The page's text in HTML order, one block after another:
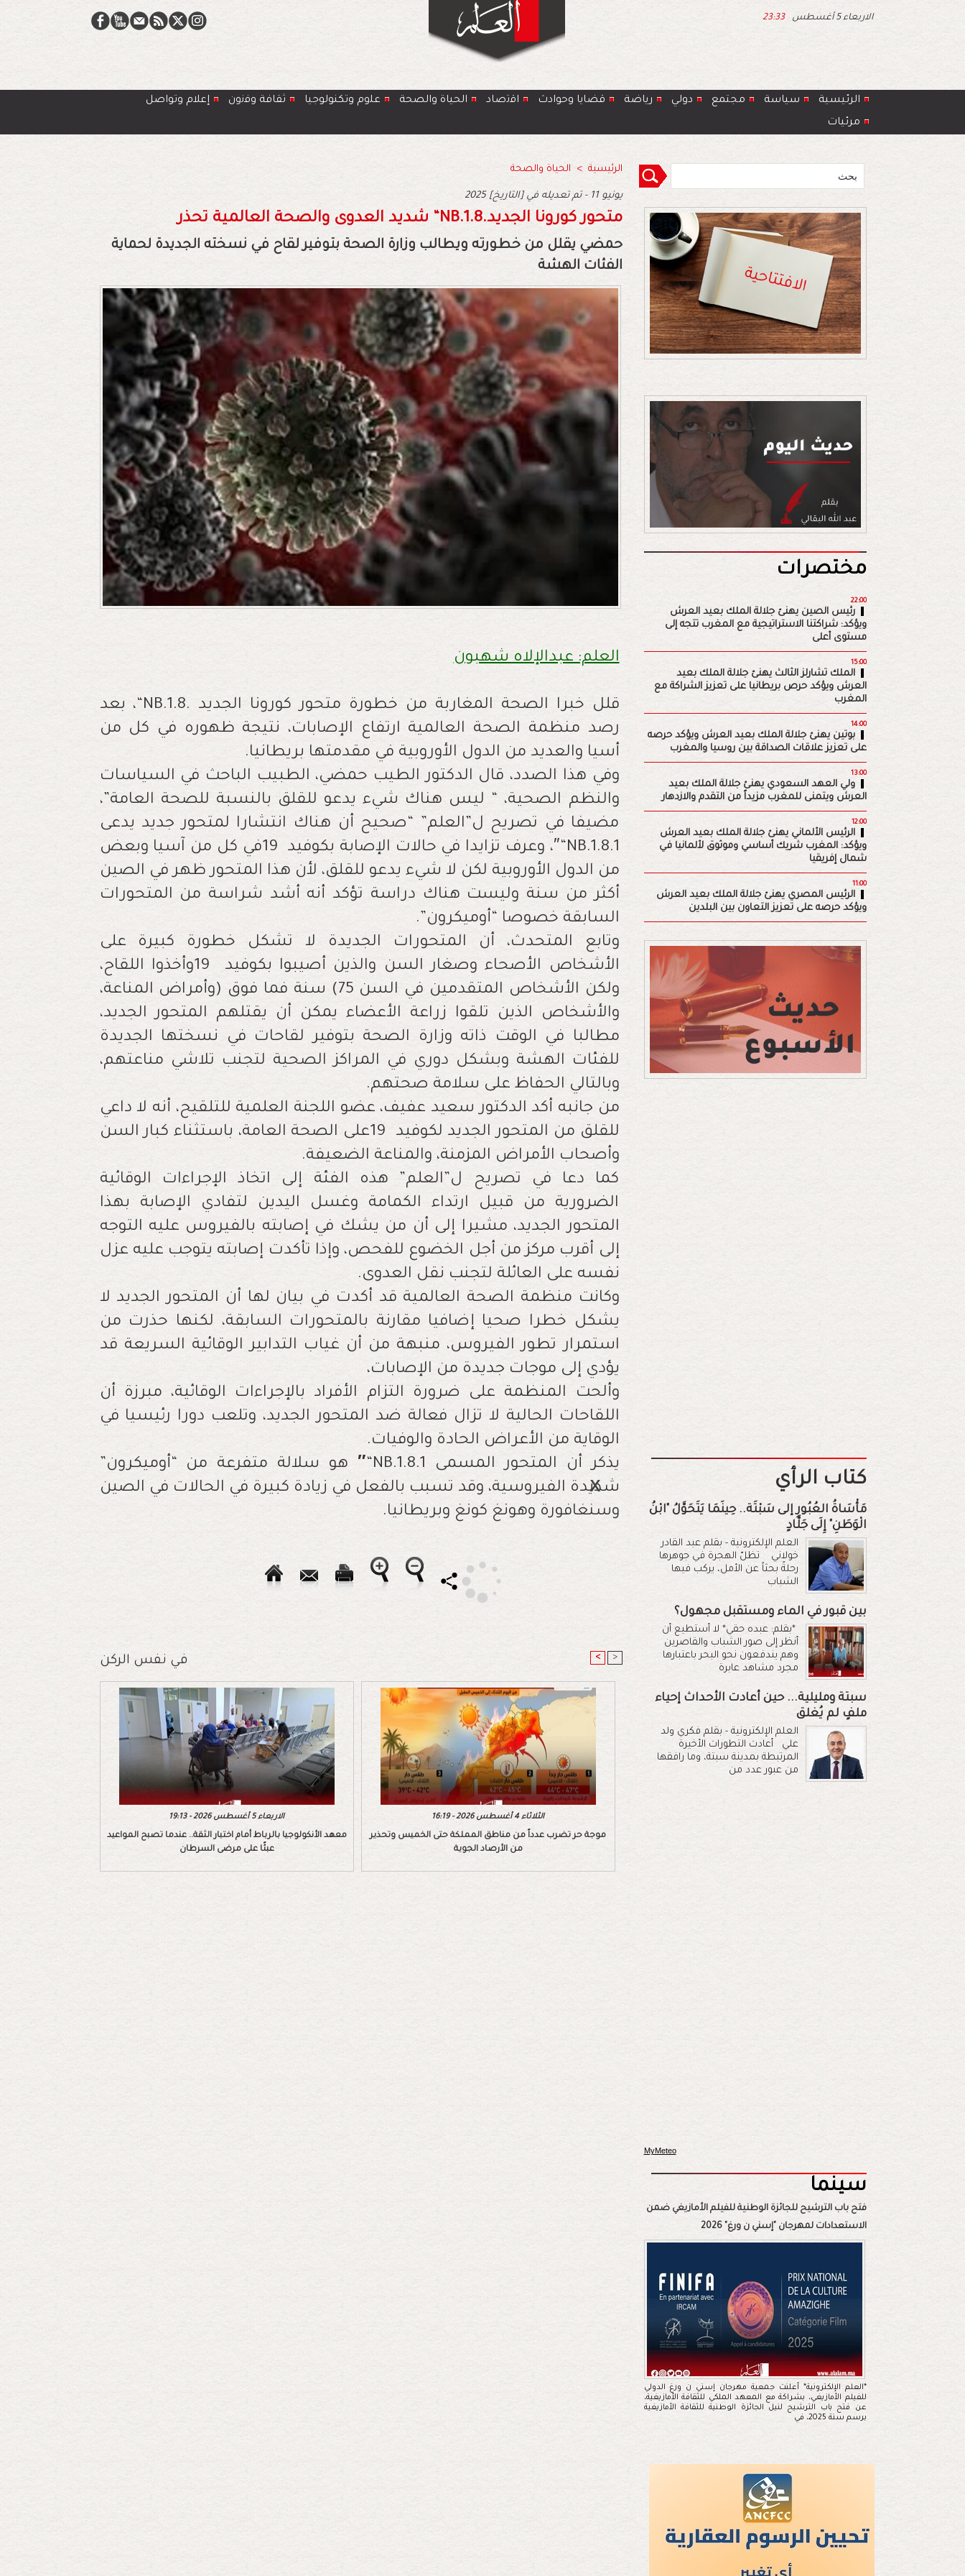
الاربعاء 5 أغسطس 23:33
الرئيسية سياسة مجتمع دولي رياضة قضايا وحوادث اﻗﺗﺻﺎد الحياة والصحة ﻋﻠوم وتكنولوجيا ﺛﻘﺎﻓﺔ وﻓﻧون
إعلام وتواصل
مرئيات
الرئيسية > الحياة والصحة
2025 يونيو 11 - تم تعديله في [التاريخ]
متحور‭ ‬كورونا‭ ‬الجديد‭ ‬“NB.1.8‭.‬شديد‭ ‬العدوى‭ ‬والصحة‭ ‬العالمية‭ ‬تحذر
‬الفئات‭ ‬الهشة
العلم: عبدالإلاه شهبون
قلل خبرا الصحة المغاربة من خطورة متحور كورونا الجديد “NB.1.8.، بعد
رصد منظمة الصحة العالمية ارتفاع الإصابات، نتيجة ظهوره في كل من
أسيا والعديد من الدول الأوروبية في مقدمتها بريطانيا.
وفي هذا الصدد، قال الدكتور الطيب حمضي، الطبيب الباحث في السياسات
والنظم الصحية، “ ليس هناك شيء يدعو للقلق بالنسبة للصحة العامة”،
مضيفا في تصريح ل”العلم” “صحيح أن هناك انتشارا لمتحور جديد يدعى
“NB.1.8.1
″، وعرف تزايدا في حالات الإصابة بكوفيد 19في كل من آسيا وبعض
من الدول الأوروبية لكن لا شيء يدعو للقلق، لأن هذا المتحور ظهر في الصين
أكثر من سنة وليست هناك دراسة تؤكد أنه أشد شراسة من المتحورات
السابقة خصوصا “أوميكرون” .
وتابع المتحدث، أن المتحورات الجديدة لا تشكل خطورة كبيرة على
الأشخاص الأصحاء وصغار السن والذين أصيبوا بكوفيد
19وأخذوا اللقاح،
ولكن الأشخاص المتقدمين في السن (75 سنة فما فوق )وأمراض المناعة،
والأشخاص الذين تلقوا زراعة الأعضاء يمكن أن يقتلهم المتحور الجديد،
مطالبا في الوقت ذاته وزارة الصحة بتوفير لقاحات في نسختها الجديدة
للفئات الهشة وبشكل دوري في المراكز الصحية لتجنب تلاشي مناعتهم،
وبالتالي الحفاظ على سلامة صحتهم.
من جانبه أكد الدكتور سعيد عفيف، عضو اللجنة العلمية للتلقيح، أنه لا داعي
للقلق من المتحور الجديد لكوفيد
19على الصحة العامة، باستثناء كبار السن
وأصحاب الأمراض المزمنة، والمناعة الضعيفة.
كما دعا في تصريح ل”العلم” هذه الفئة إلى اتخاذ الإجراءات الوقائية
الضرورية من قبيل ارتداء الكمامة وغسل اليدين لتفادي الإصابة بهذا
المتحور الجديد، مشيرا إلى أن من يشك في إصابته بالفيروس عليه التوجه
إلى أقرب مركز من أجل الخضوع للفحص، وإذا تأكدت إصابته يتوجب عليه عزل
نفسه على العائلة لتجنب نقل العدوى.
وكانت منظمة الصحة العالمية قد أكدت في بيان لها أن المتحور الجديد لا
يشكل خطرا صحيا إضافيا مقارنة بالمتحورات السابقة، لكنها حذرت من
استمرار تطور الفيروس، منبهة من أن غياب التدابير الوقائية السريعة قد
يؤدي إلى موجات جديدة من الإصابات،
وألحت المنظمة على ضرورة التزام الأفراد بالإجراءات الوقائية، مبرزة أن
اللقاحات الحالية لا تزال فعالة ضد المتحور الجديد، وتلعب دورا رئيسيا في
الوقاية من الأعراض الحادة والوفيات.
يذكر أن المتحور المسمى “NB.1.8.1
″ هو سلالة متفرعة من “أوميكرون”
شديدة الفيروسية، وقد تسبب بالفعل في زيادة كبيرة في الحالات في الصين
وسنغافورة وهونغ كونغ وبريطانيا.
في نفس الركن < >
الاربعاء 5 أغسطس 2026 - 19:13
معهد الأنكولوجيا بالرباط أمام اختبار الثقة.. عندما تصبح المواعيد
عبئًا على مرضى السرطان
الثلاثاء 4 أغسطس 2026 - 16:19
موجة حر تضرب عدداً من مناطق المملكة حتى الخميس وتحذير
من الأرصاد الجوية
مختصرات
22:00
رئيس الصين يهنئ جلالة الملك بعيد العرش
ويؤكد: شراكتنا الاستراتيجية مع المغرب تتجه إلى
مستوى أعلى
15:00
الملك تشارلز الثالث يهنئ جلالة الملك بعيد
العرش ويؤكد حرص بريطانيا على تعزيز الشراكة مع
المغرب
14:00
بوتين يهنئ جلالة الملك بعيد العرش ويؤكد حرصه
على تعزيز علاقات الصداقة بين روسيا والمغرب
13:00
ولي العهد السعودي يهنئ جلالة الملك بعيد
العرش ويتمنى للمغرب مزيداً من التقدم والازدهار
12:00
الرئيس الألماني يهنئ جلالة الملك بعيد العرش
ويؤكد: المغرب شريك أساسي وموثوق لألمانيا في
شمال إفريقيا
11:00
الرئيس المصري يهنئ جلالة الملك بعيد العرش
ويؤكد حرصه على تعزيز التعاون بين البلدين
كتاب الرأي
مَأْسَاةُ العُبُورِ إلى سَبْتَة.. حِينَمَا يَتَحَوَّلُ "ابْنُ
الْوَطَنِ" إِلَى جَلَّادٍ
العلم الإلكترونية - بقلم عبد القادر
خولاني تظلّ الهجرة في جوهرها
رحلةً بحثاً عن الأمل، يركب فيها
الشباب
بين قبور في الماء ومستقبل مجهول؟
*بقلم: عبده حقي* لا أستطيع أن
أنظر إلى صور الشباب والقاصرين
وهم يندفعون نحو البحر باعتبارها
مجرد مشاهد عابرة
سبتة ومليلية... حين أعادت الأحداث إحياء
ملفٍ لم يُغلق
العلم الإلكترونية - بقلم فكري ولد
علي أعادت التطورات الأخيرة
المرتبطة بمدينة سبتة، وما رافقها
من عبور عدد من
MyMeteo
سينما
فتح باب الترشيح للجائزة الوطنية للفيلم الأمازيغي ضمن
الاستعدادات لمهرجان "إسني ن ورغ" 2026
*العلم الإلكترونية* أعلنت جمعية مهرجان إسني ن ورغ الدولي
للفيلم الأمازيغي، بشراكة مع المعهد الملكي للثقافة الأمازيغية،
عن فتح باب الترشيح لنيل الجائزة الوطنية للثقافة الأمازيغية
برسم سنة 2025، في